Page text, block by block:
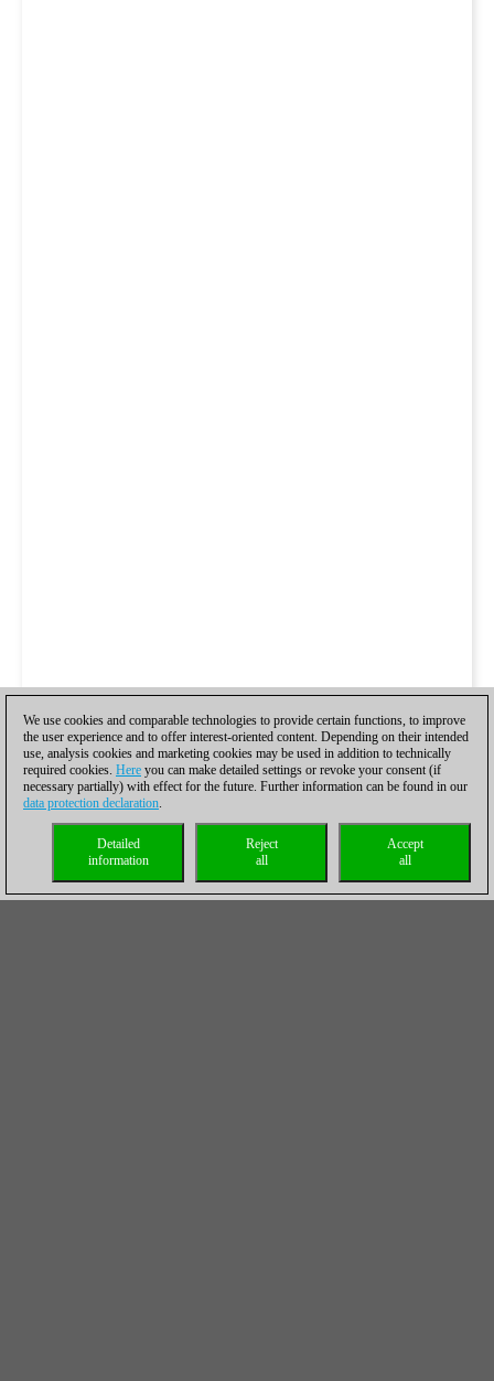
We use cookies and comparable technologies to provide certain functions, to improve
the user experience and to offer interest-oriented content. Depending on their intended
use, analysis cookies and marketing cookies may be used in addition to technically
required cookies. Here you can make detailed settings or revoke your consent (if
necessary partially) with effect for the future. Further information can be found in our
data protection declaration.
Accept
all
Reject
all
Detailed
information